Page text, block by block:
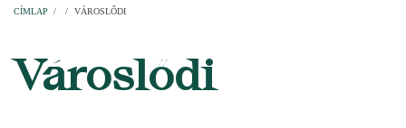
CÍMLAP / / VÁROSLŐDI
Városlődi